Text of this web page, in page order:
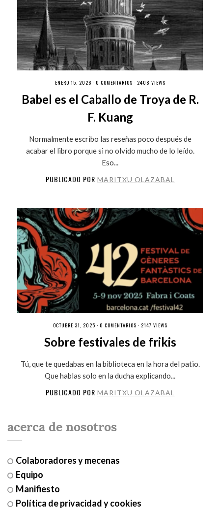
ENERO 15, 2026 · 0 COMENTARIOS · 2408 VIEWS
Babel es el Caballo de Troya de R.
F. Kuang
Normalmente escribo las reseñas poco después de
acabar el libro porque si no olvido mucho de lo leído.
Eso...
PUBLICADO POR MARITXU OLAZABAL
OCTUBRE 31, 2025 · 0 COMENTARIOS · 2147 VIEWS
Sobre festivales de frikis
Tú, que te quedabas en la biblioteca en la hora del patio.
Que hablas solo en la ducha explicando...
PUBLICADO POR MARITXU OLAZABAL
acerca de nosotros
Colaboradores y mecenas
Equipo
Manifiesto
Política de privacidad y cookies